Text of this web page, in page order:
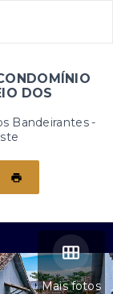
DOS
Bandeirantes -
Mais fotos